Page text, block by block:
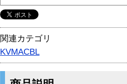
関連カテゴリ
KVMACBL